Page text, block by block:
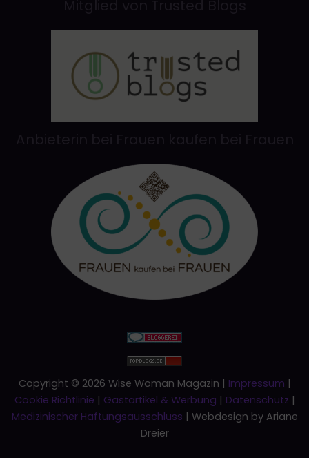
Copyright © 2026 Wise Woman Magazin | Impressum |
Cookie Richtlinie | Gastartikel & Werbung | Datenschutz |
Medizinischer Haftungsausschluss | Webdesign by Ariane
Dreier